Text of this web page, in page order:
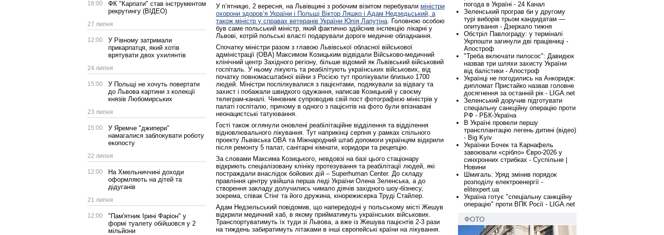
18:00
ФК "Карпати" став інструментом
рекрутингу (ВІДЕО)
27 липня
12:00
У Рівному затримали
прикарпатця, який хотів
врятувати двох ухилянтів
24 липня
15:00
У Польщі не хочуть повертати
до Львова картини з колекції
князів Любомирських
23 липня
15:00
У Яремче "джипери"
намагалися заблокувати роботу
екопосту
22 липня
12:00
На Хмельниччині доходи
оформляють на дітей та
дідуганів
21 липня
12:00
"Пам'ятник Ірині Фаріон" у
формі туалету обійшовся у 2
мільйони
У п’ятницю, 2 вересня, на Львівщині з робочим візитом перебували міністри
охорони здоров’я України і Польщі Віктор Ляшко і Адам Недзедьський, а
також міністр у справах ветеранів України Юлія Лапутіна . Головною особою
був саме польський міністр, який фактично здійснив інспекцію лікарні у
Львові, котрій польські власті подарували дороге медичне обладнання.
Спочатку міністри разом з главою Львівської обласної військової
адміністрації (ОВА) Максимом Козицьким відвідали Військово-медичний
клінічний центр Західного регіону, більше відомий як Львівський військовий
госпіталь. У ньому лікують та реабілітують українських військових, від
початку повномасштабної війни з Росією тут пролікували близько 1700
людей. Міністри поспілкувалися з пацієнтами, подякували за відвагу та
захист і побажали швидкого одужання, написав Козицький у своєму
телеграм-каналі. Чиновник супроводив свій пост фотографією міністрів у
палаті госпіталю, причому в одного з пацієнтів на фото були впізнавані
неонацистські татуювання.
Гості також оглянули оновлені реабілітаційне відділення та відділення
відновлювального лікування. Тут наприкінці серпня у рамках спільного
проекту Львівська ОВА та Міжнародний штаб допомоги українцям відкрили
після ремонту 5 палат, санітарні кімнати, коридори та рецепцію.
За словами Максима Козицького, невдовзі на базі цього стаціонару
відкриють спеціалізовану клініку протезування та реабілітації людей, які
постраждали внаслідок бойових дій – Superhuman Center. До складу
правління центру увійшла перша леді України Олена Зеленська, а до
створення закладу долучились чимало діячів західного шоу-бізнесу,
зокрема, співак Стінг та його дружина, кінорежисерка Труді Стайлер.
Адам Недзельський повідомив, що напередодні у польському місті Жешув
відкрили медичний хаб, в якому прийматимуть українських військових.
Транспортуватимуть їх туди зі Львова, а вже із Жешува пацієнтів 2-3 рази
на тиждень забиратимуть літаками в інші європейські країни на лікування.
погода в Україні - 24 Канал
Зеленський програв би у другому
турі виборів трьом кандидатам —
опитування - Дзеркало тижня
Обстріл Павлограду: у терміналі
Укрпошти загинули дві працівниці -
Апостроф
"Треба включати пилосос": Давидюк
назвав три шляхи захисту України
від балістики - Апостроф
Українці не погодились на Анкоридж:
дипломат Пристайко назвав головне
досягнення за останній рік - LIGA.net
Зеленський доручив підготувати
спеціальну санкційну операцію проти
РФ - РБК-Україна
В Україні провели першу
трансплантацію легень дитині (відео)
- Big Kyiv
Українки Бочек та Карнафель
завоювали «срібло» Євро-2026 у
синхронних стрибках - Суспільне |
Новини
Шмигаль: Уряд змінив порядок
розподілу електроенергії -
elitexpert.ua
Україна готує "спеціальну санкційну
операцію" проти ВПК Росії - LIGA.net
ФОТО